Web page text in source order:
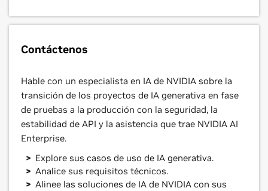
Contáctenos
Hable con un especialista en IA de NVIDIA sobre la
transición de los proyectos de IA generativa en fase
de pruebas a la producción con la seguridad, la
estabilidad de API y la asistencia que trae NVIDIA AI
Enterprise.
Explore sus casos de uso de IA generativa.
Analice sus requisitos técnicos.
Alinee las soluciones de IA de NVIDIA con sus